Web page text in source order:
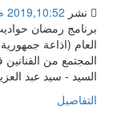
نشر 2019,10:52 م
برنامج رمضان
العام (اذاعة
المجتمع من
السيد - سيد عبد
التفاصيل